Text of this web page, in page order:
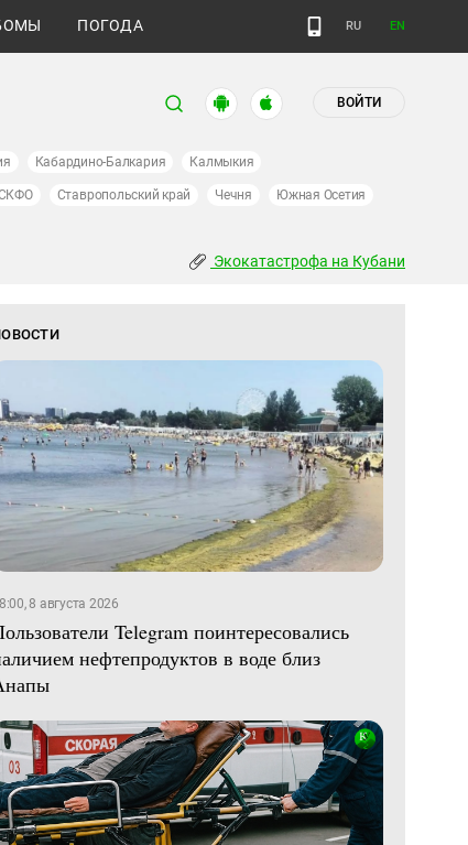
ПОГОДА RU EN
ВОЙТИ
Кабардино-Балкария Калмыкия
Ставропольский край Чечня Южная Осетия
Экокатастрофа на Кубани
8 августа 2026
Telegram поинтересовались
нефтепродуктов в воде близ